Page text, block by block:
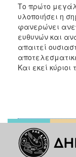
Το πρώτο
υλοποιήσει η
φανερώνει
ευθυνών και
απαιτεί
Και εκεί